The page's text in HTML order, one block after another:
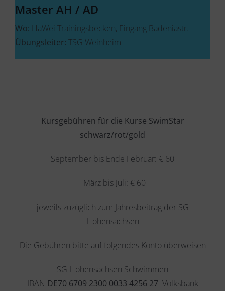
Master AH / AD
Wo: HaWei Trainingsbecken, Eingang Badeniastr.
Übungsleiter: TSG Weinheim
Kursgebühren für die Kurse SwimStar
schwarz/rot/gold
September bis Ende Februar: € 60
März bis Juli: € 60
jeweils zuzüglich zum Jahresbeitrag der SG
Hohensachsen
Die Gebühren bitte auf folgendes Konto überweisen
SG Hohensachsen Schwimmen
IBAN DE70 6709 2300 0033 4256 27 Volksbank